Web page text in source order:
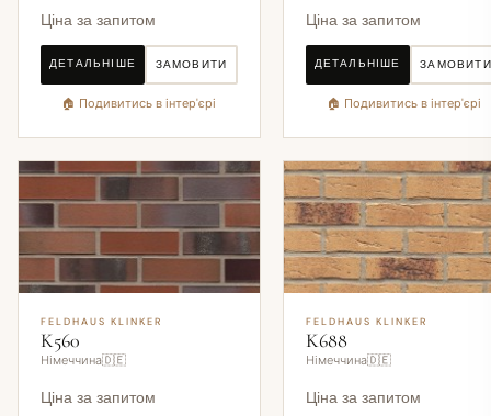
Ціна за запитом
ДЕТАЛЬНІШЕ ЗАМОВИТИ
🏠 Подивитись в інтер'єрі
Ціна за запитом
ДЕТАЛЬНІШЕ ЗАМОВИТИ
🏠 Подивитись в інтер'єрі
FELDHAUS KLINKER
K560
Німеччина🇩🇪
Ціна за запитом
FELDHAUS KLINKER
K688
Німеччина🇩🇪
Ціна за запитом